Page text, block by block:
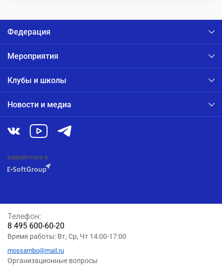
Федерация
Мероприятия
Клубы и школы
Новости и медиа
разработано в
Телефон:
8 495 600-60-20
Время работы: Вт, Ср, Чт 14:00-17:00
mossambo@mail.ru
Организационные вопросы